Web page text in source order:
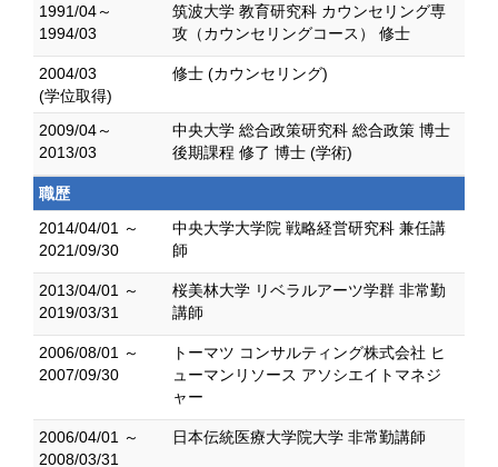
1991/04～
1994/03
筑波大学 教育研究科 カウンセリング専
攻（カウンセリングコース） 修士
2004/03
(学位取得)
修士 (カウンセリング)
2009/04～
2013/03
中央大学 総合政策研究科 総合政策 博士
後期課程 修了 博士 (学術)
職歴
2014/04/01 ～
2021/09/30
中央大学大学院 戦略経営研究科 兼任講
師
2013/04/01 ～
2019/03/31
桜美林大学 リベラルアーツ学群 非常勤
講師
2006/08/01 ～
2007/09/30
トーマツ コンサルティング株式会社 ヒ
ューマンリソース アソシエイトマネジ
ャー
2006/04/01 ～
2008/03/31
日本伝統医療大学院大学 非常勤講師